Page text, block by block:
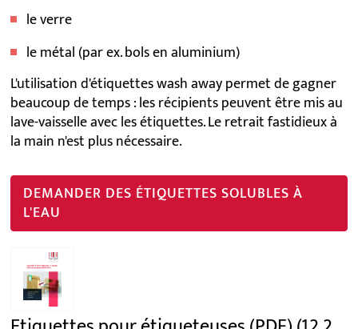
le verre
le métal (par ex. bols en aluminium)
L'utilisation d'étiquettes wash away permet de gagner
beaucoup de temps : les récipients peuvent être mis au
lave-vaisselle avec les étiquettes. Le retrait fastidieux à
la main n'est plus nécessaire.
DEMANDER DES ÉTIQUETTES SOLUBLES À
L'EAU